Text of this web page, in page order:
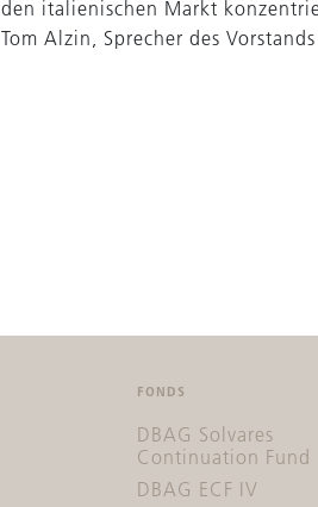
den italienischen Markt
Tom Alzin, Sprecher des
FONDS
DBAG Solvares
Continuation Fund
DBAG ECF IV